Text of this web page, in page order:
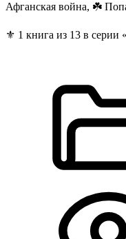
Афганская война, ☘️
⚜️ 1 книга из 13 в серии